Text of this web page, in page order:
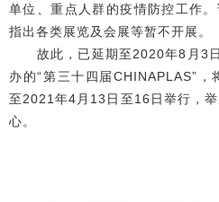
单位、重点人群的疫情防控工作
指出各类展览及会展等暂不开展。
故此，已延期至2020年8月3日
办的“第三十四届CHINAPLAS”
至2021年4月13日至16日举行，
心。